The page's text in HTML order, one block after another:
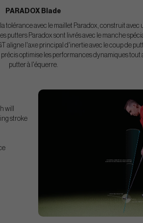
PARADOX Blade
tolérance avec le maillet Paradox, construit
les putters Paradox sont livrés avec le manche
aligne l'axe principal d'inertie avec le coup de
optimise les performances dynamiques tout
putter à l'équerre.
will
stroke